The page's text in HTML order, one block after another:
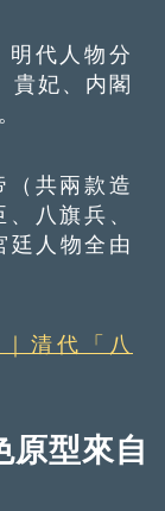
代人物分
貴妃、内閣
共兩款造
八旗兵、
廷人物全由
清代「八
原型來自